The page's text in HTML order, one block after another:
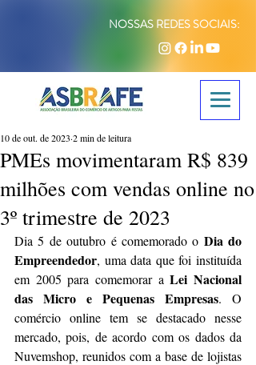
NOSSAS REDES SOCIAIS:
PMEs movimentaram R$ 839
milhões com vendas online no
3º trimestre de 2023
10 de out. de 2023 2 min de leitura
Dia 5 de outubro é comemorado o Dia do
Empreendedor, uma data que foi instituída
em 2005 para comemorar a Lei Nacional
das Micro e Pequenas Empresas. O
comércio online tem se destacado nesse
mercado, pois, de acordo com os dados da
Nuvemshop, reunidos com a base de lojistas